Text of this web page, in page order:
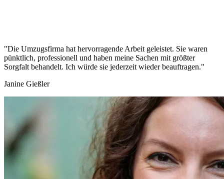
"Die Umzugsfirma hat hervorragende Arbeit geleistet. Sie waren
pünktlich, professionell und haben meine Sachen mit größter
Sorgfalt behandelt. Ich würde sie jederzeit wieder beauftragen."
Janine Gießler